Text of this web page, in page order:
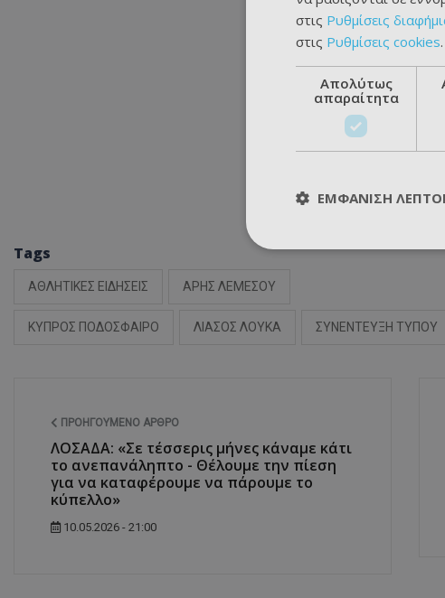
Tags
ΑΘΛΗΤΙΚΕΣ ΕΙΔΗΣΕΙΣ ΑΡΗΣ ΛΕΜΕΣΟΥ
ΚΥΠΡΟΣ ΠΟΔΟΣΦΑΙΡΟ ΛΙΑΣΟΣ ΛΟΥΚΑ ΣΥΝΕΝΤΕΥΞΗ ΤΥΠΟΥ
ΠΡΟΗΓΟΎΜΕΝΟ ΆΡΘΡΟ
ΛΟΣΑΔΑ: «Σε τέσσερις μήνες κάναμε κάτι
το ανεπανάληπτο - Θέλουμε την πίεση
για να καταφέρουμε να πάρουμε το
κύπελλο»
10.05.2026 - 21:00
στις Ρυθμίσεις
στις Ρυθμίσεις cookies.
Απολύτως
απαραίτητα
ΕΜΦΆΝΙΣΗ